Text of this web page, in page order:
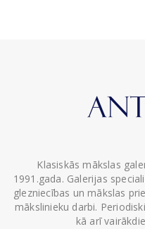
Klasiskās mākslas
1991.gada. Galerijas
glezniecības un mākslas
mākslinieku darbi.
kā arī